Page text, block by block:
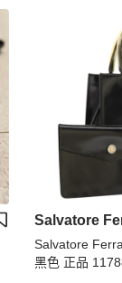
Salvatore
Salvatore
黑色 正品